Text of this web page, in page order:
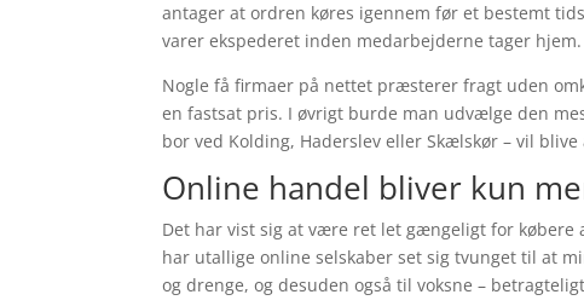
antager at ordren køres igennem før et bestemt
varer ekspederet inden medarbejderne tager hjem.
Nogle få firmaer på nettet præsterer fragt uden
en fastsat pris. I øvrigt burde man udvælge den
bor ved Kolding, Haderslev eller Skælskør – vil
Online handel bliver kun
Det har vist sig at være ret let gængeligt for
har utallige online selskaber set sig tvunget til at
og drenge, og desuden også til voksne –